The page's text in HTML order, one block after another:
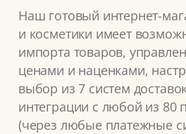
Наш готовый интернет-
и косметики имеет
импорта товаров,
ценами и наценками,
выбор из 7 систем
интеграции с любой из 80
(через любые платежные